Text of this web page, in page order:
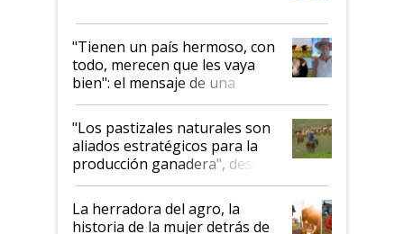
"Tienen un país hermoso, con
todo, merecen que les vaya
bien": el mensaje de una
ganadera uruguaya sobre las
oportunidades que se abren
para el agro en Argentina, con
foco en la carne
"Los pastizales naturales son
aliados estratégicos para la
producción ganadera", destaca
la iniciativa que ya reúne a 46
establecimientos en Argentina
La herradora del agro, la
historia de la mujer detrás de